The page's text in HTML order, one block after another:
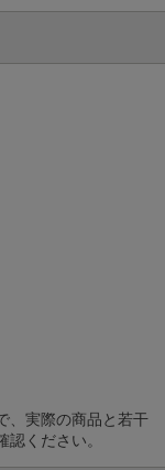
、実際の商品と若干
ください。